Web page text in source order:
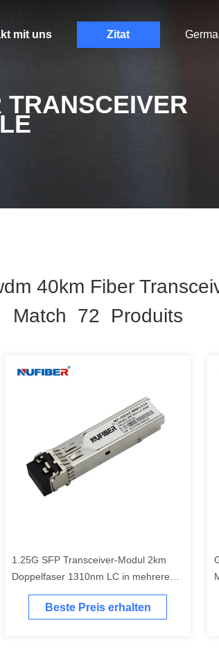
mit uns Zitat
40km Fiber
Match 72 Produits
1.25G SFP Transceiver-Modul 2km
Doppelfaser 1310nm LC in mehreren
Betriebsarten
Beste Preis erhalten